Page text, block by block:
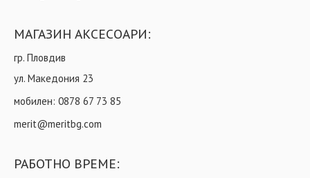
МАГАЗИН АКСЕСОАРИ:
гр. Пловдив
ул. Македония 23
мобилен: 0878 67 73 85
merit@meritbg.com
РАБОТНО ВРЕМЕ: